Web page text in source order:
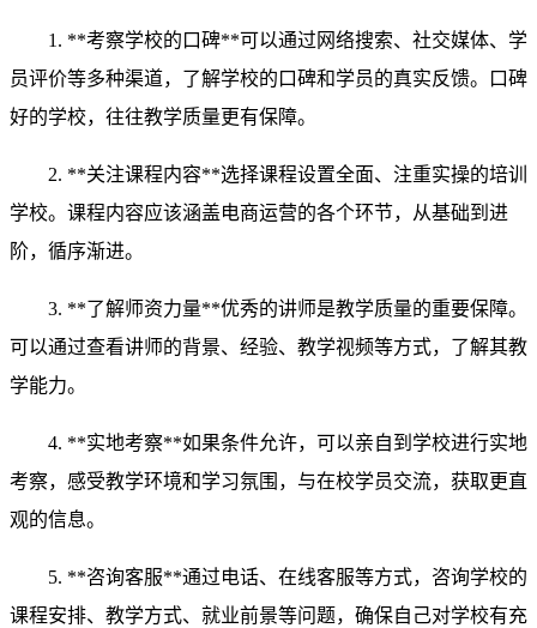
1. **考察学校的口碑**可以通过网络搜索、社交媒体、学
员评价等多种渠道，了解学校的口碑和学员的真实反馈。口碑
好的学校，往往教学质量更有保障。
2. **关注课程内容**选择课程设置全面、注重实操的培训
学校。课程内容应该涵盖电商运营的各个环节，从基础到进
阶，循序渐进。
3. **了解师资力量**优秀的讲师是教学质量的重要保障。
可以通过查看讲师的背景、经验、教学视频等方式，了解其教
学能力。
4. **实地考察**如果条件允许，可以亲自到学校进行实地
考察，感受教学环境和学习氛围，与在校学员交流，获取更直
观的信息。
5. **咨询客服**通过电话、在线客服等方式，咨询学校的
课程安排、教学方式、就业前景等问题，确保自己对学校有充